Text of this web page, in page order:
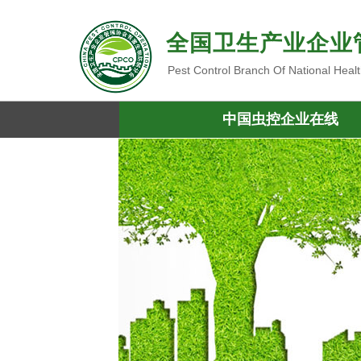
全国卫生产业企
Pest Control Branch Of National
中国虫控企业在线